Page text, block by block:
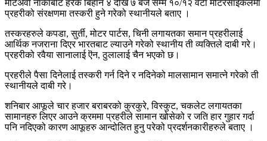
मटिअर्वा नाकाबाट हरेक बिहान ४ देखि ७ बजे सम्म १०/१२ वटा मोटरसाइकलमा
प्रहरीको संरक्षणमा तस्करी हुने गरेको स्थानीयले बताए ।
तस्करहरुले कपडा, सुर्ती, मोटर पार्टस, चिनी लगायतका समान प्रहरीलाई
आर्थिक नजराना दिएर भारतबाट ल्याउने गरेको स्थानीय ती व्यक्तिले दाबी गरे।
प्रहरीको रवैया सानालाई ऎन, ठुलालाई चैन भएको छ।
प्रहरीले पैसा दिनेलाई तस्करी गर्न दिने र नदिनेको मालसामान समात्ने गरेको ती
स्थानीयले दाबी गरे।
शनिबार आफूले चार हजार बराबरको कुरकुरे, विस्कुट, चकलेट लगायतका
सामानहरु लिएर आउने क्रममा प्रहरीले सामान खोसेको र जति हार गुहार गर्दा
पनि नदिएको कारण आफूहरु आन्दोलित हुनु परेको प्रदर्शनकारीहरुले बताए ।